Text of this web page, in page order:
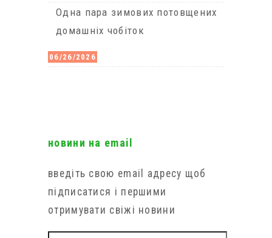
Одна пара зимових потовщених
домашніх чобіток
06/26/2026
новини на email
введіть свою email адресу щоб
підписатися і першими
отримувати свіжі новини